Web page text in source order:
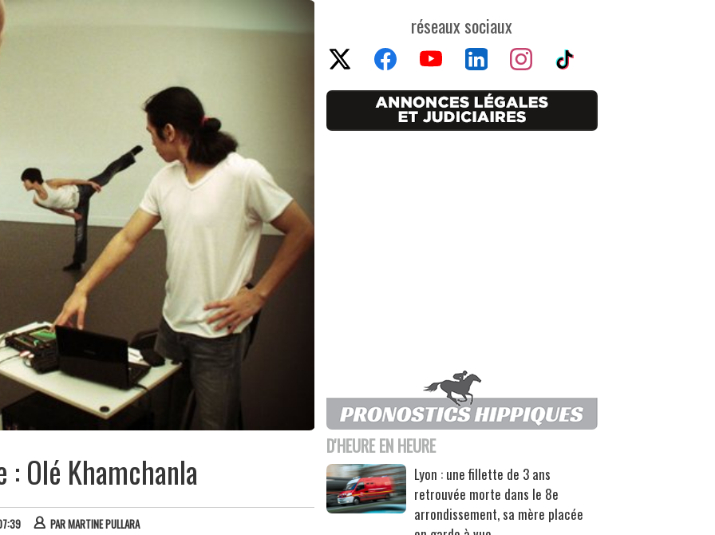
: Olé Khamchanla
PARMARTINE PULLARA
réseaux sociaux
D'HEURE EN HEURE
Lyon : une fillette de 3 ans
retrouvée morte dans le 8e
arrondissement, sa mère placée